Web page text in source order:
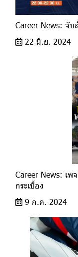
Career News: จั
22 มิ.ย. 2024
Career News: เ
กระเบื้อง
9 ก.ค. 2024